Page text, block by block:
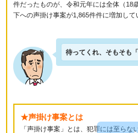
件だったものが、令和元年には全体（18
下への声掛け事案が1,865件件に増加して
待ってくれ、そもそも
★声掛け事案とは
「声掛け事案」とは、犯罪には至ら